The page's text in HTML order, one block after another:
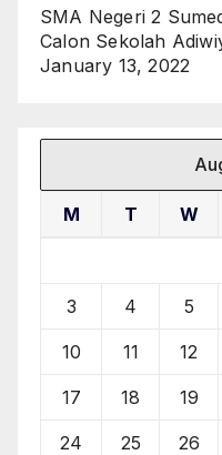
SMA Negeri 2
Calon Sekolah
January 13, 2022
M T W
3 4 5
10 11 12
17 18 19
24 25 26